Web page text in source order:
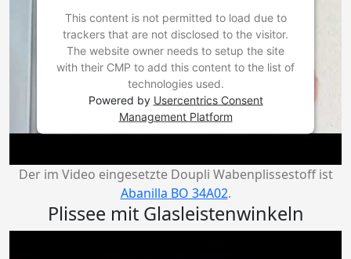
This content is not permitted to load due to
trackers that are not disclosed to the visitor.
The website owner needs to setup the site
with their CMP to add this content to the list of
technologies used.
Powered by Usercentrics Consent
Management Platform
Der im Video eingesetzte Doupli Wabenplissestoff ist
Abanilla BO 34A02.
Plissee mit Glasleistenwinkeln